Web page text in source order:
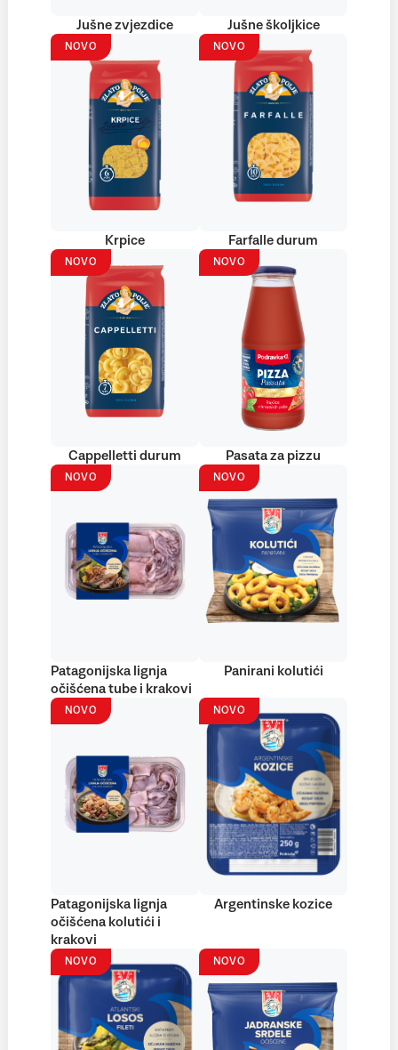
Jušne zvjezdice Jušne školjkice
NOVO
Krpice
NOVO
Farfalle durum
NOVO
Cappelletti durum
NOVO
Pasata za pizzu
NOVO
Patagonijska lignja
očišćena tube i krakovi
NOVO
Panirani kolutići
NOVO
Patagonijska lignja
očišćena kolutići i
krakovi
NOVO
Argentinske kozice
NOVO NOVO